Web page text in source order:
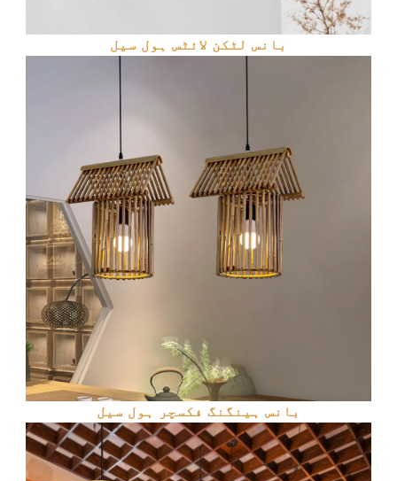
بانس لٹکن لائٹس ہول سیل
بانس ہینگنگ فکسچر ہول سیل